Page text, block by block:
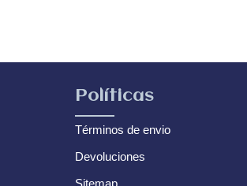
Políticas
Términos de envio
Devoluciones